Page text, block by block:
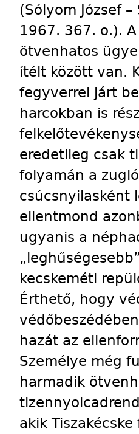
(Sólyom József
1967. 367. o.).
ötvenhatos
ítélt között van.
fegyverrel járt
harcokban is
eredetileg csak
folyamán a
csúcsnyilasként
ellentmond
ugyanis a
kecskeméti
Érthető, hogy
hazát az
Személye még
harmadik
akik